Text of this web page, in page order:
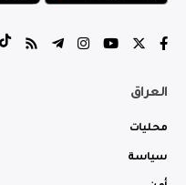
العراق
محليات
سياسة